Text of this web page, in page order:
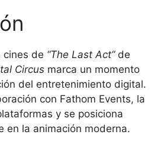
cines de “The Last Act”de
Circus marca un momento
del entretenimiento digital.
con Fathom Events, la
y se posiciona
en la animación moderna.